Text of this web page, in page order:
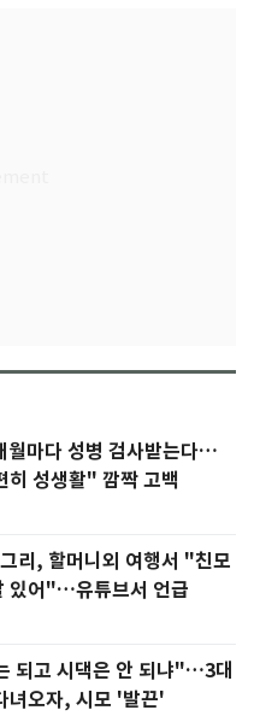
월마다 성병 검사받는다…
히 성생활" 깜짝 고백
리, 할머니외 여행서 "친모
있어"…유튜브서 언급
되고 시댁은 안 되냐"…3대
녀오자, 시모 '발끈'